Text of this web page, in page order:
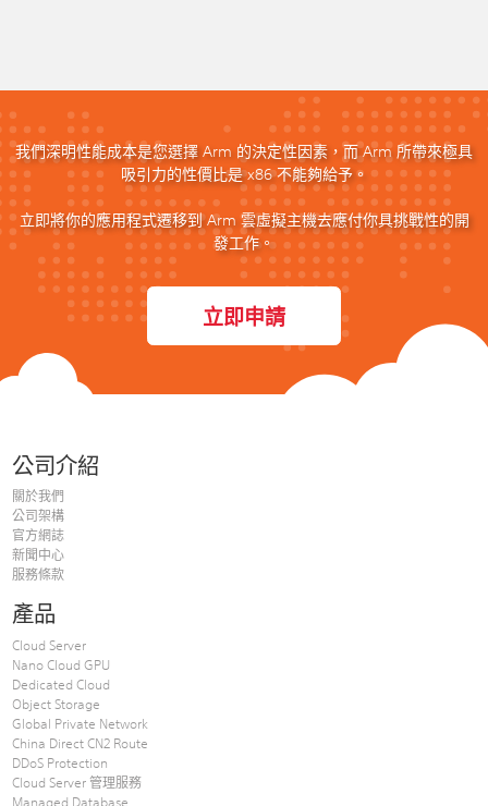
我們深明性能成本是您選擇 Arm 的決定性因素，而 Arm 所帶來極具
吸引力的性價比是 x86 不能夠給予。
立即將你的應用程式遷移到 Arm 雲虛擬主機去應付你具挑戰性的開
發工作。
立即申請
公司介紹
關於我們
公司架構
官方網誌
新聞中心
服務條款
產品
Cloud Server
Nano Cloud GPU
Dedicated Cloud
Object Storage
Global Private Network
China Direct CN2 Route
DDoS Protection
Cloud Server 管理服務
Managed Database